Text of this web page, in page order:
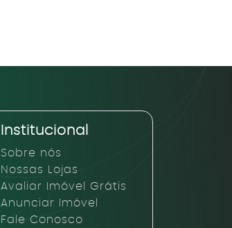
Institucional
Sobre nós
Nossas Lojas
Avaliar Imóvel Grátis
Anunciar Imóvel
Fale Conosco